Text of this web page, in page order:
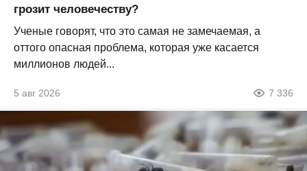
грозит человечеству?
Ученые говорят, что это самая не замечаемая, а
оттого опасная проблема, которая уже касается
миллионов людей...
5 авг 2026 7 336